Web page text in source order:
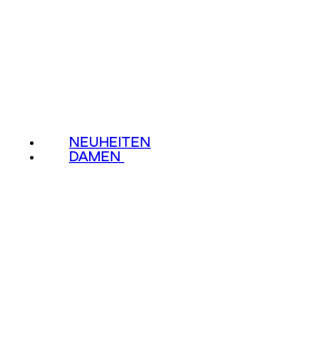
NEUHEITEN
DAMEN